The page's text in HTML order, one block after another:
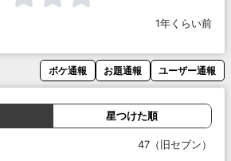
1年くらい前
ボケ通報 お題通報 ユーザー通報
星つけた順
47（旧セブン）